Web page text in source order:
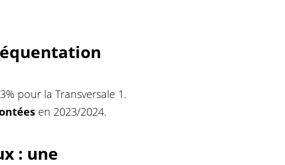
pour la Transversale 1.
en 2023/2024.
: une